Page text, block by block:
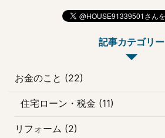
う問題が起こってしまう
ので、家の完成日（引き
渡し日）を「３月」に設
定するケースが多いのが
入学に上手く合わせて３
れば、転校せずに引っ越
記事カテゴリー
お金のこと (22)
住宅ローン・税金 (11)
リフォーム (2)